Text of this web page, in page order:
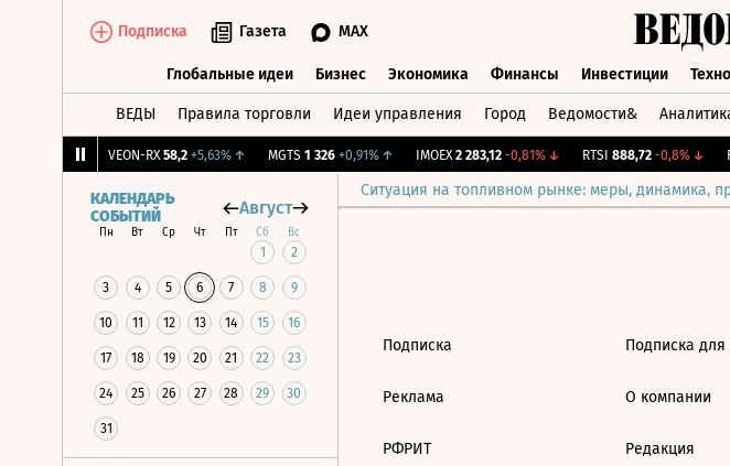
Подписка Газета MAX
Глобальные идеи Бизнес Экономика Финансы Инвестиции
ВЕДЫ Правила торговли Идеи управления Город Ведомости&
VEON-RX 58,2 +5,63%↑ MGTS 1 326 +0,91%↑ IMOEX 2 283,12 -0,81%↓ RTSI 888,72 -0,8%↓
Ситуация на топливном рынке: меры, динамика,
КАЛЕНДАРЬ
СОБЫТИЙ
Август
Пн Вт Ср Чт Пт Сб Вс
1 2
3 4 5 6 7 8 9
10 11 12 13 14 15 16
17 18 19 20 21 22 23
24 25 26 27 28 29 30
31
Подписка
Реклама
РФРИТ
Подписка
О компании
Редакция